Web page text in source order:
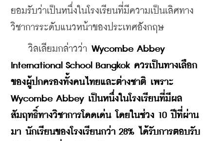
ยอมรับว่าเป็นหนึ่งในโรงเรียนที่มีความเป็นเลิศทาง
วิชาการระดับแนวหน้าของประเทศอังกฤษ
วิลเลียมกล่าวว่า Wycombe Abbey
International School Bangkok ควรเป็นทางเลือก
ของผู้ปกครองทั้งคนไทยและต่างชาติ เพราะ
Wycombe Abbey เป็นหนึ่งในโรงเรียนที่มีผล
สัมฤทธิ์ทางวิชาการโดดเด่น โดยในช่วง 10 ปีที่ผ่าน
มา นักเรียนของโรงเรียนกว่า 28% ได้รับการตอบรับ